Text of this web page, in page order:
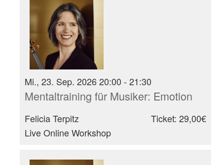
Mi., 23. Sep. 2026 20:00 - 21:30
Mentaltraining für Musiker: Emotion
Felicia Terpitz
Live Online Workshop
Ticket: 29,00€